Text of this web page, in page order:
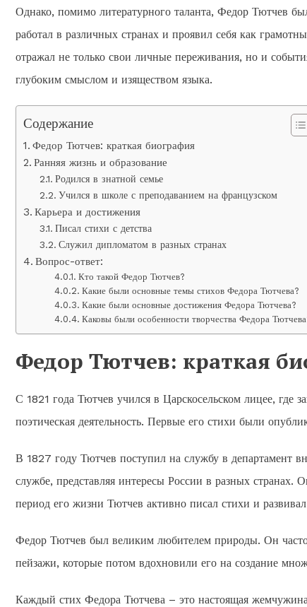
Однако, помимо литературного таланта, Федор Тютчев
работал в различных странах и проявил себя как
отражал не только свои личные переживания, но и
глубоким смыслом и изяществом языка.
Содержание
Федор Тютчев: краткая биография
Ранняя жизнь и образование
Родился в знатной семье
Учился в школе с преподаванием на французском
Карьера и достижения
Писал стихи с детства
Служил дипломатом в разных странах
Вопрос-ответ:
Кто такой Федор Тютчев?
Какие были основные темы стихов Федора Тютчева?
Какие были основные достижения Федора Тютчева?
Каковы были особенности творчества Федора
Федор Тютчев: краткая
С 1821 года Тютчев учился в Царскосельском лицее, где
поэтическая деятельность. Первые его стихи были
В 1827 году Тютчев поступил на службу в департамент
службе, представляя интересы России в разных
период его жизни Тютчев активно писал стихи и развивал
Федор Тютчев был великим любителем природы. Он
пейзажи, которые потом вдохновили его на создание
Каждый стих Федора Тютчева – это настоящая